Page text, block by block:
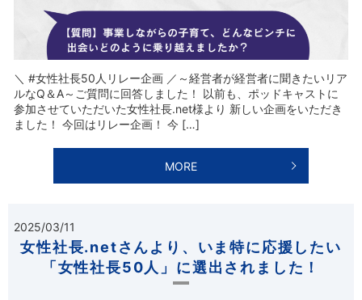
＼ #女性社長50人リレー企画 ／～経営者が経営者に聞きたいリア
ルなQ＆A～ご質問に回答しました！ 以前も、ポッドキャストに
参加させていただいた女性社長.net様より 新しい企画をいただき
ました！ 今回はリレー企画！ 今 […]
MORE
2025/03/11
女性社長.netさんより、いま特に応援したい
「女性社長50人」に選出されました！